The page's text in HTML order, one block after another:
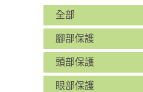
全部
腳部保護
頭部保護
眼部保護